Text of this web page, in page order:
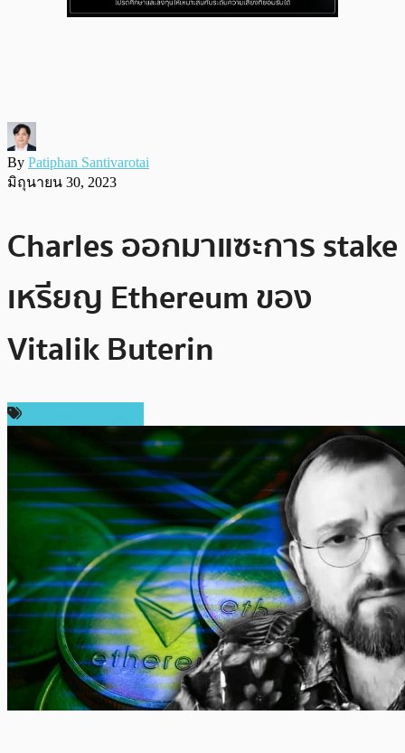
By Patiphan Santivarotai
มิถุนายน 30, 2023
Charles ออกมาแซะการ stake
เหรียญ Ethereum ของ
Vitalik Buterin